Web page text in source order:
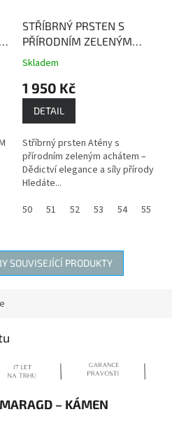
STŘÍBRNÝ PRSTEN S
PŘÍRODNÍM ZELENÝM
ACHÁTEM ATÉNY
na celý organismus.
Průměrné
produktu
5
hvězdiček.
Skladem
1 950 Kč
DETAIL
Stříbrný prsten Atény s
přírodním zeleným achátem –
Dědictví elegance a síly přírody
Hledáte...
50
51 52 53 54 55
SOUVISEJÍCÍ PRODUKTY
– KÁMEN